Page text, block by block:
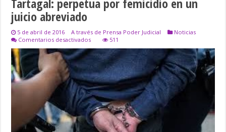
juicio abreviado
5 de abril de 2016 A través de Prensa Poder Judicial
Noticias
Comentarios desactivadosen
perpetua
femicidio
en
un
juicio
abreviado
511